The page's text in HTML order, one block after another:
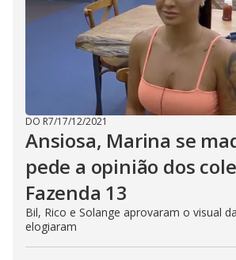
DO R7/17/12/2021
Ansiosa, Marina se
pede a opinião dos
Fazenda 13
Bil, Rico e Solange aprovaram o visual
elogiaram